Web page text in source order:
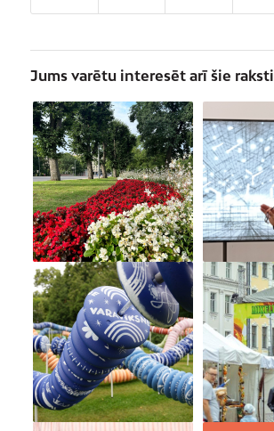
Jums varētu interesēt arī šie raksti